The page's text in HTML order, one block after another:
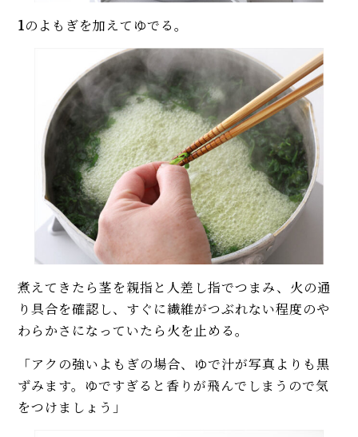
1のよもぎを加えてゆでる。
煮えてきたら茎を親指と人差し指でつまみ、火の通
り具合を確認し、すぐに繊維がつぶれない程度のや
わらかさになっていたら火を止める。
「アクの強いよもぎの場合、ゆで汁が写真よりも黒
ずみます。ゆですぎると香りが飛んでしまうので気
をつけましょう」